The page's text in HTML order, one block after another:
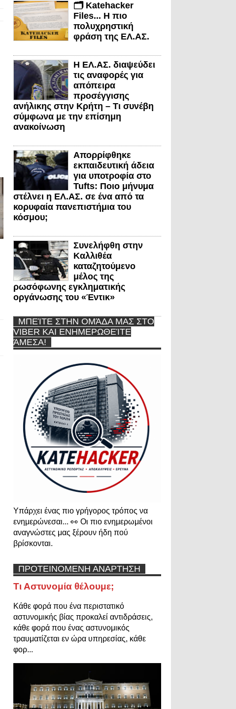
🗂️ Katehacker
Files... Η πιο
πολυχρηστική
φράση της ΕΛ.ΑΣ.
Η ΕΛ.ΑΣ. διαψεύδει
τις αναφορές για
απόπειρα
προσέγγισης
ανήλικης στην Κρήτη – Τι συνέβη
σύμφωνα με την επίσημη
ανακοίνωση
Απορρίφθηκε
εκπαιδευτική άδεια
για υποτροφία στο
Tufts: Ποιο μήνυμα
στέλνει η ΕΛ.ΑΣ. σε ένα από τα
κορυφαία πανεπιστήμια του
κόσμου;
Συνελήφθη στην
Καλλιθέα
καταζητούμενο
μέλος της
ρωσόφωνης εγκληματικής
οργάνωσης του «Έντικ»
ΜΠΕΊΤΕ ΣΤΗΝ ΟΜΆΔΑ ΜΑΣ ΣΤΟ
VIBER ΚΑΙ ΕΝΗΜΕΡΩΘΕΊΤΕ
ΆΜΕΣΑ!
Υπάρχει ένας πιο γρήγορος τρόπος να
ενημερώνεσαι... 👀 Οι πιο ενημερωμένοι
αναγνώστες μας ξέρουν ήδη πού
βρίσκονται.
ΠΡΟΤΕΙΝΟΜΕΝΗ ΑΝΑΡΤΗΣΗ
Τι Αστυνομία θέλουμε;
Κάθε φορά που ένα περιστατικό
αστυνομικής βίας προκαλεί αντιδράσεις,
κάθε φορά που ένας αστυνομικός
τραυματίζεται εν ώρα υπηρεσίας, κάθε
φορ...